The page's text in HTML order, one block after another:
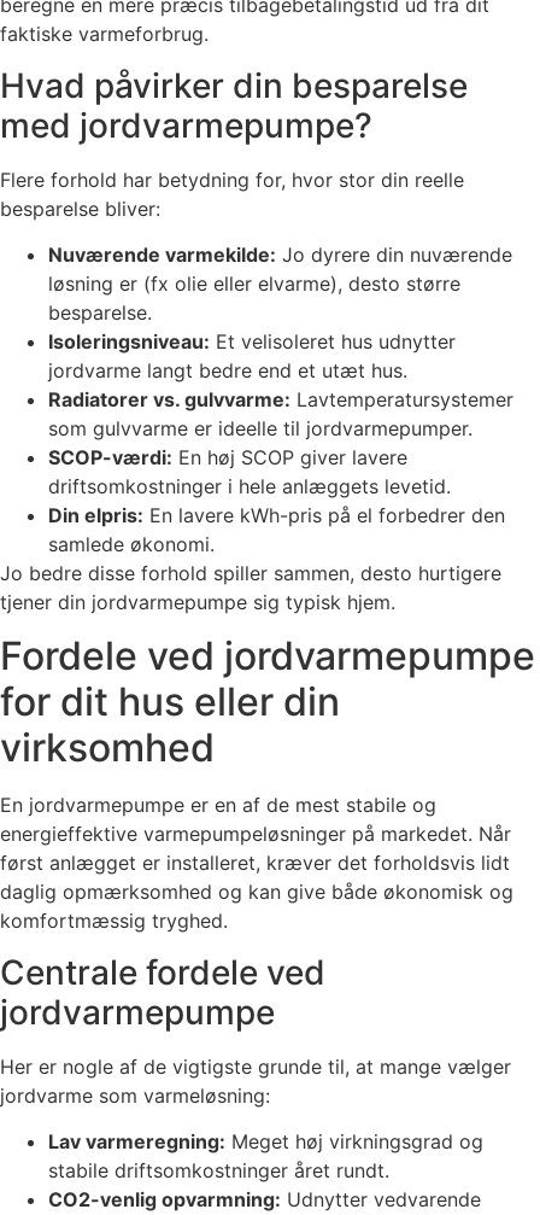
beregne en mere præcis tilbagebetalingstid ud fra dit
faktiske varmeforbrug.
Hvad påvirker din besparelse
med jordvarmepumpe?
Flere forhold har betydning for, hvor stor din reelle
besparelse bliver:
Nuværende varmekilde: Jo dyrere din nuværende
løsning er (fx olie eller elvarme), desto større
besparelse.
Isoleringsniveau: Et velisoleret hus udnytter
jordvarme langt bedre end et utæt hus.
Radiatorer vs. gulvvarme: Lavtemperatursystemer
som gulvvarme er ideelle til jordvarmepumper.
SCOP-værdi: En høj SCOP giver lavere
driftsomkostninger i hele anlæggets levetid.
Din elpris: En lavere kWh-pris på el forbedrer den
samlede økonomi.
Jo bedre disse forhold spiller sammen, desto hurtigere
tjener din jordvarmepumpe sig typisk hjem.
Fordele ved jordvarmepumpe
for dit hus eller din
virksomhed
En jordvarmepumpe er en af de mest stabile og
energieffektive varmepumpeløsninger på markedet. Når
først anlægget er installeret, kræver det forholdsvis lidt
daglig opmærksomhed og kan give både økonomisk og
komfortmæssig tryghed.
Centrale fordele ved
jordvarmepumpe
Her er nogle af de vigtigste grunde til, at mange vælger
jordvarme som varmeløsning:
Lav varmeregning: Meget høj virkningsgrad og
stabile driftsomkostninger året rundt.
CO2-venlig opvarmning: Udnytter vedvarende